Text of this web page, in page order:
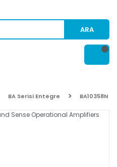
ARA
BA Serisi Entegre BA10358N